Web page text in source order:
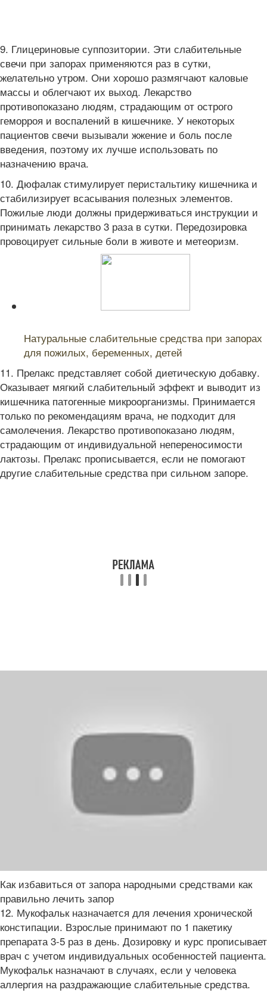
9. Глицериновые суппозитории. Эти слабительные
свечи при запорах применяются раз в сутки,
желательно утром. Они хорошо размягчают каловые
массы и облегчают их выход. Лекарство
противопоказано людям, страдающим от острого
геморроя и воспалений в кишечнике. У некоторых
пациентов свечи вызывали жжение и боль после
введения, поэтому их лучше использовать по
назначению врача.
10. Дюфалак стимулирует перистальтику кишечника и
стабилизирует всасывания полезных элементов.
Пожилые люди должны придерживаться инструкции и
принимать лекарство 3 раза в сутки. Передозировка
провоцирует сильные боли в животе и метеоризм.
Натуральные слабительные средства при запорах
для пожилых, беременных, детей
11. Прелакс представляет собой диетическую добавку.
Оказывает мягкий слабительный эффект и выводит из
кишечника патогенные микроорганизмы. Принимается
только по рекомендациям врача, не подходит для
самолечения. Лекарство противопоказано людям,
страдающим от индивидуальной непереносимости
лактозы. Прелакс прописывается, если не помогают
другие слабительные средства при сильном запоре.
Как избавиться от запора народными средствами как
правильно лечить запор
12. Мукофальк назначается для лечения хронической
констипации. Взрослые принимают по 1 пакетику
препарата 3-5 раз в день. Дозировку и курс прописывает
врач с учетом индивидуальных особенностей пациента.
Мукофальк назначают в случаях, если у человека
аллергия на раздражающие слабительные средства.